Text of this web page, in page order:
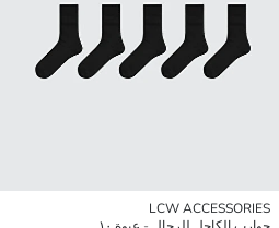
LCW ACCESSORIES